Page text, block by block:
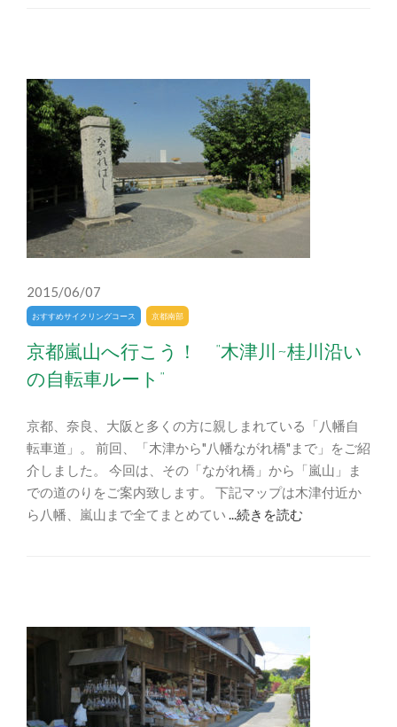
2015/06/07
おすすめサイクリングコース 京都南部
京都嵐山へ行こう！ ”木津川~桂川沿い
の自転車ルート”
京都、奈良、大阪と多くの方に親しまれている「八幡自
転車道」。 前回、「木津から"八幡ながれ橋"まで」をご紹
介しました。 今回は、その「ながれ橋」から「嵐山」ま
での道のりをご案内致します。 下記マップは木津付近か
ら八幡、嵐山まで全てまとめてい ...続きを読む